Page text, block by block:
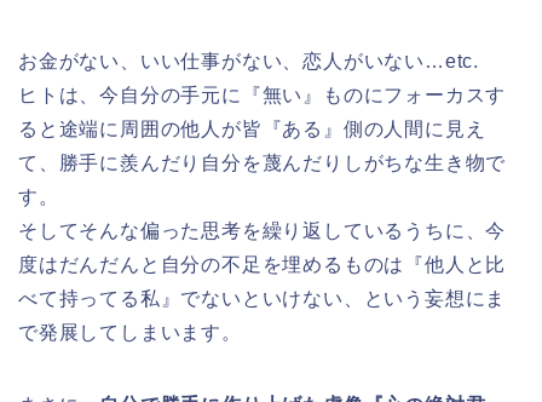
お金がない、いい仕事がない、恋人がいない…etc.
ヒトは、今自分の手元に『無い』ものにフォーカスす
ると途端に周囲の他人が皆『ある』側の人間に見え
て、勝手に羨んだり自分を蔑んだりしがちな生き物で
す。
そしてそんな偏った思考を繰り返しているうちに、今
度はだんだんと自分の不足を埋めるものは『他人と比
べて持ってる私』でないといけない、という妄想にま
で発展してしまいます。